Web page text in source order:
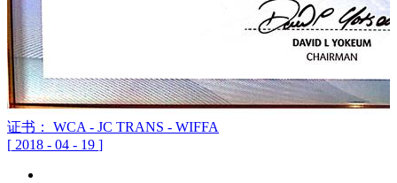
证书： WCA - JC TRANS - WIFFA
[ 2018 - 04 - 19 ]